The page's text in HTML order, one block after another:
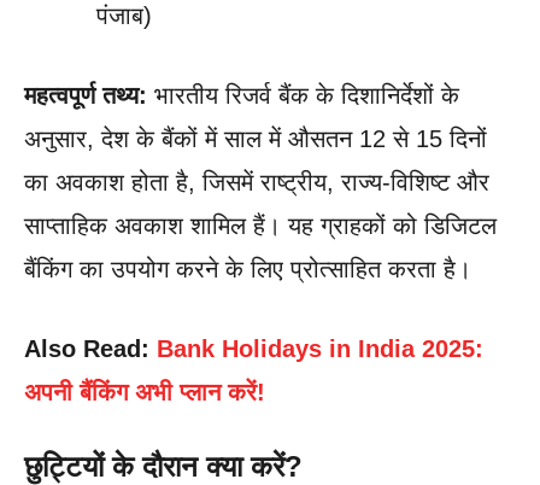
पंजाब)
महत्वपूर्ण तथ्य: भारतीय रिजर्व बैंक के दिशानिर्देशों के
अनुसार, देश के बैंकों में साल में औसतन 12 से 15 दिनों
का अवकाश होता है, जिसमें राष्ट्रीय, राज्य-विशिष्ट और
साप्ताहिक अवकाश शामिल हैं। यह ग्राहकों को डिजिटल
बैंकिंग का उपयोग करने के लिए प्रोत्साहित करता है।
Also Read: Bank Holidays in India 2025:
अपनी बैंकिंग अभी प्लान करें!
छुट्टियों के दौरान क्या करें?